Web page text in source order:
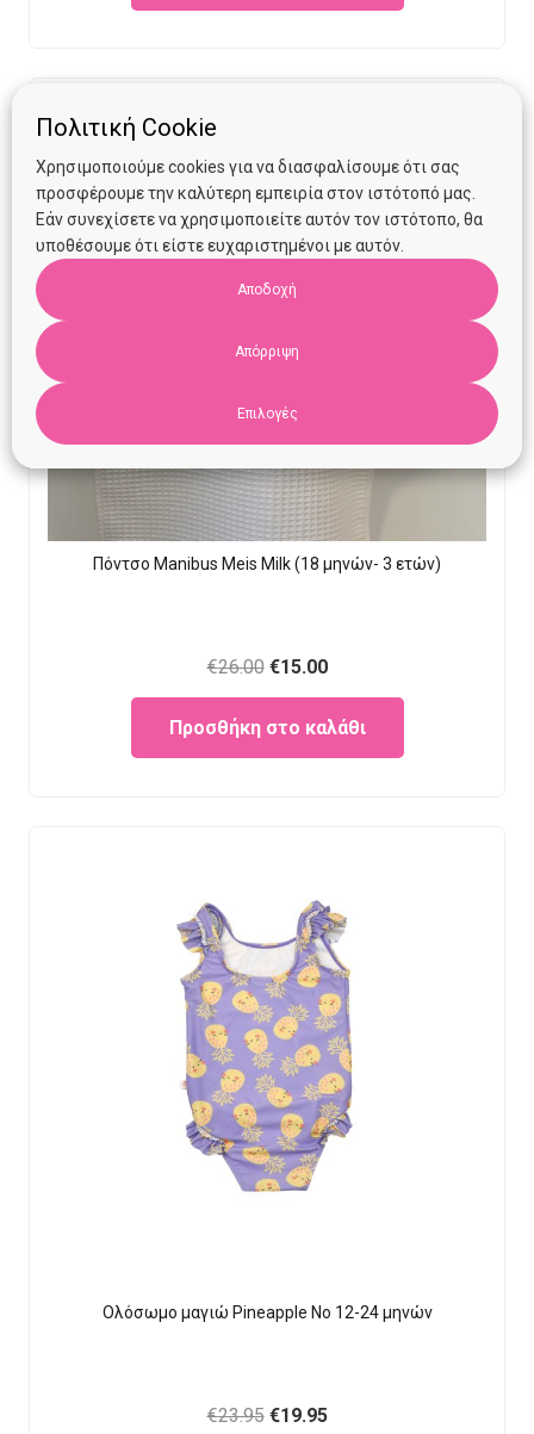
€13.90.€10.00.
Πόντσο Manibus Meis Milk (18 μηνών- 3 ετών)
€26.00 Original
price
was:
€15.00Current
price
is:
Προσθήκη στο καλάθι
Ολόσωμο μαγιώ Pineapple Νο 12-24 μηνών
€23.95 Original
€19.95Current
Πολιτική Cookie
Χρησιμοποιούμε cookies για να διασφαλίσουμε ότι σας
προσφέρουμε την καλύτερη εμπειρία στον ιστότοπό μας.
Εάν συνεχίσετε να χρησιμοποιείτε αυτόν τον ιστότοπο, θα
υποθέσουμε ότι είστε ευχαριστημένοι με αυτόν.
Αποδοχή
Απόρριψη
Επιλογές